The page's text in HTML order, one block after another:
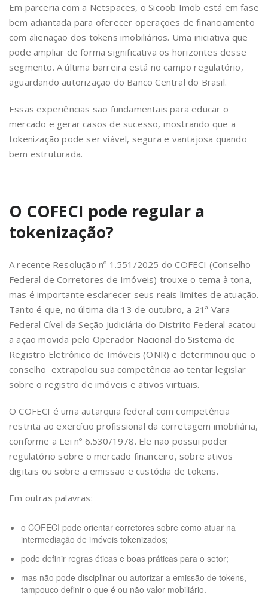
Em parceria com a Netspaces, o Sicoob Imob está em fase
bem adiantada para oferecer operações de financiamento
com alienação dos tokens imobiliários. Uma iniciativa que
pode ampliar de forma significativa os horizontes desse
segmento. A última barreira está no campo regulatório,
aguardando autorização do Banco Central do Brasil.
Essas experiências são fundamentais para educar o
mercado e gerar casos de sucesso, mostrando que a
tokenização pode ser viável, segura e vantajosa quando
bem estruturada.
O COFECI pode regular a
tokenização?
A recente Resolução nº 1.551/2025 do COFECI (Conselho
Federal de Corretores de Imóveis) trouxe o tema à tona,
mas é importante esclarecer seus reais limites de atuação.
Tanto é que, no última dia 13 de outubro, a 21ª Vara
Federal Cível da Seção Judiciária do Distrito Federal acatou
a ação movida pelo Operador Nacional do Sistema de
Registro Eletrônico de Imóveis (ONR) e determinou que o
conselho extrapolou sua competência ao tentar legislar
sobre o registro de imóveis e ativos virtuais.
O COFECI é uma autarquia federal com competência
restrita ao exercício profissional da corretagem imobiliária,
conforme a Lei nº 6.530/1978. Ele não possui poder
regulatório sobre o mercado financeiro, sobre ativos
digitais ou sobre a emissão e custódia de tokens.
Em outras palavras:
o COFECI pode orientar corretores sobre como atuar na
intermediação de imóveis tokenizados;
pode definir regras éticas e boas práticas para o setor;
mas não pode disciplinar ou autorizar a emissão de tokens,
tampouco definir o que é ou não valor mobiliário.